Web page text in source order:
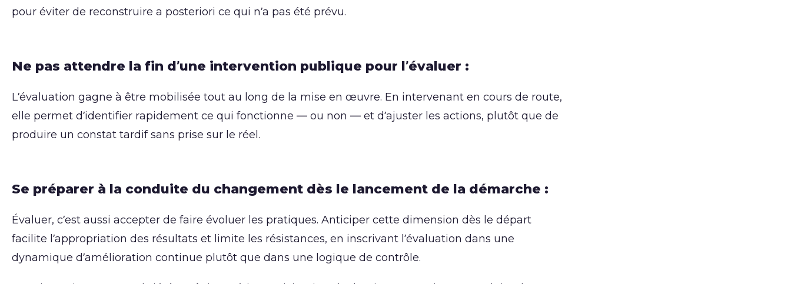
pour éviter de reconstruire a posteriori ce qui n’a pas été prévu.
Ne pas attendre la fin d’une intervention publique pour l’évaluer :
L’évaluation gagne à être mobilisée tout au long de la mise en œuvre. En intervenant en cours de route,
elle permet d’identifier rapidement ce qui fonctionne — ou non — et d’ajuster les actions, plutôt que de
produire un constat tardif sans prise sur le réel.
Se préparer à la conduite du changement dès le lancement de la démarche :
Évaluer, c’est aussi accepter de faire évoluer les pratiques. Anticiper cette dimension dès le départ
facilite l’appropriation des résultats et limite les résistances, en inscrivant l’évaluation dans une
dynamique d’amélioration continue plutôt que dans une logique de contrôle.